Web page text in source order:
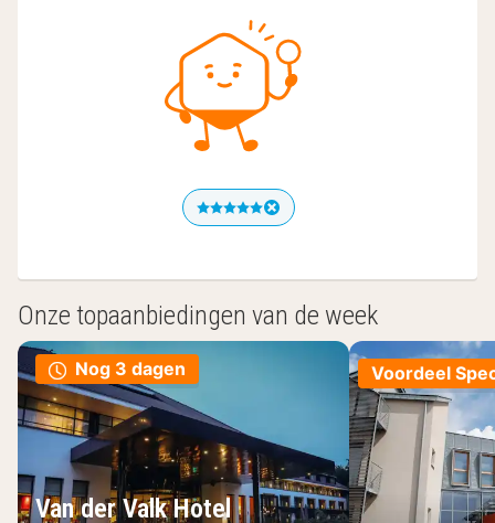
Onze topaanbiedingen van de week
Nog 3 dagen
Van der Valk Hotel
Voordeel